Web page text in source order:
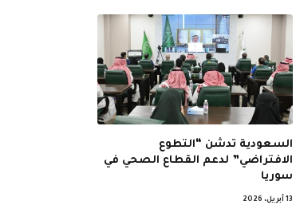
السعودية تدشن “التطوع
الافتراضي” لدعم القطاع الصحي في
سوريا
13 أبريل، 2026